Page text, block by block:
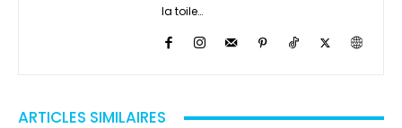
la toile…
ARTICLES SIMILAIRES